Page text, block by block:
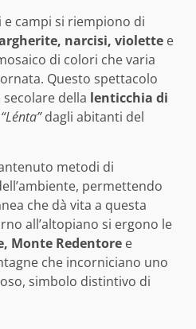
campi si riempiono di
narcisi, violette e
di colori che varia
Questo spettacolo
della lenticchia di
“Lénta”dagli abitanti del
metodi di
permettendo
che dà vita a questa
all’altopiano si ergono le
Monte Redentore e
che incorniciano uno
simbolo distintivo di